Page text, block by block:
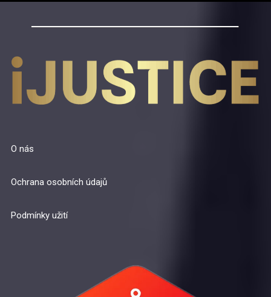
O nás
Ochrana osobních údajů
Podmínky užití